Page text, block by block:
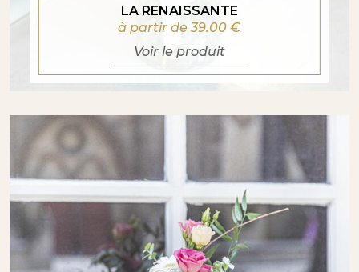
LA RENAISSANTE
à partir de 39.00€
Voir le produit